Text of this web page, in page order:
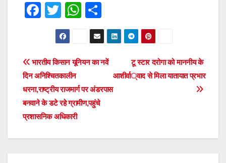
F
e
b
o
o
k
T
wi
tt
er
W
h
at
s
p
p
h
ar
e
Post
navigation
टू स्टार दरोगा को माननीय के
आशीर्वाद से मिला यातायात प्रभार
भारतीय किसान यूनियन का नवें
दिन अनिश्चितकालीन
धरना,राष्ट्रीय राजमार्ग पर अंडरपास
बनवाने के डटे रहे ग्रामीण,पहुंचे
प्रशासनिक अधिकारी